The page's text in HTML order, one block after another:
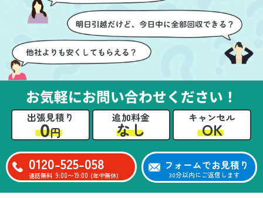
お気軽にお問い合わせください！
出張見積り
0円
追加料金
なし
キャンセル
OK
0120-525-058
通話無料 9:00〜19:00 (年中無休)
フォームでお見積り
30分以内にご返信します